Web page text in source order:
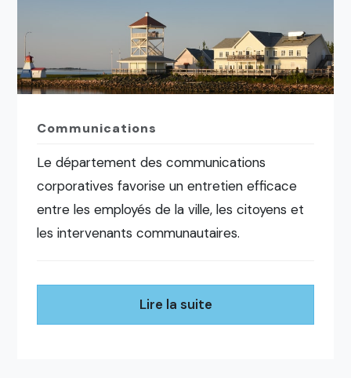
Communications
Le département des communications
corporatives favorise un entretien efficace
entre les employés de la ville, les citoyens et
les intervenants communautaires.
Lire la suite